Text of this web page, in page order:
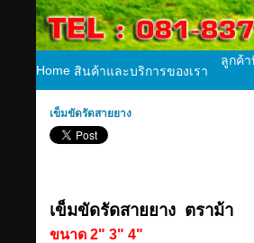
Home สินค้าและบริการของเรา
ลูกค้
เข็มขัดรัดสายยาง
เข็มขัดรัดสายยาง ตราม้า
ขนาด 2" 3" 4"